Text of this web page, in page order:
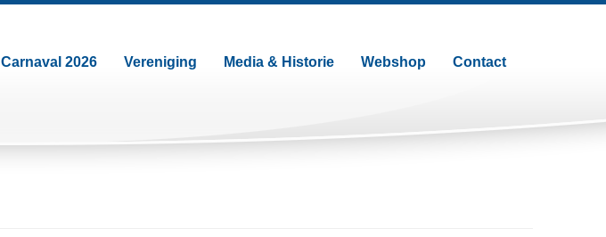
Carnaval 2026 Vereniging Media & Historie Webshop Contact